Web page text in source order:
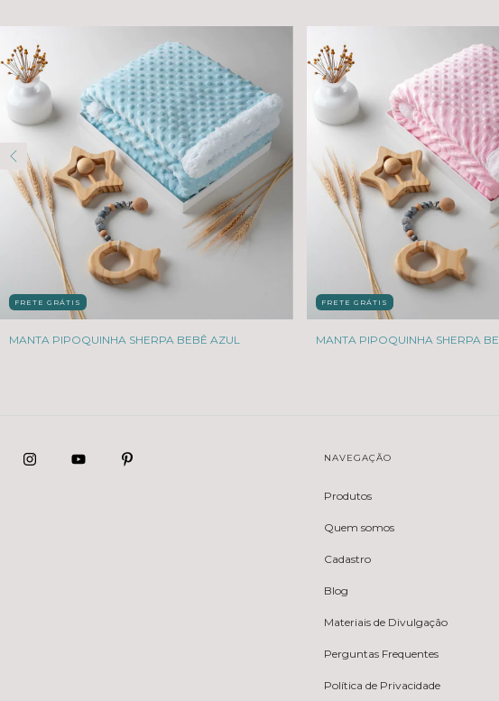
FRETE GRÁTIS
MANTA PIPOQUINHA SHERPA BEBÊ AZUL
FRETE GRÁTIS
MANTA PIPOQUINHA SHERPA
NAVEGAÇÃO
Produtos
Quem somos
Cadastro
Blog
Materiais de Divulgação
Perguntas Frequentes
Política de Privacidade